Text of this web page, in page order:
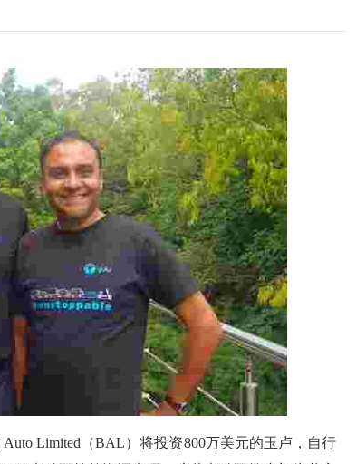
Limited（BAL）将投资800万美元的玉卢，自行